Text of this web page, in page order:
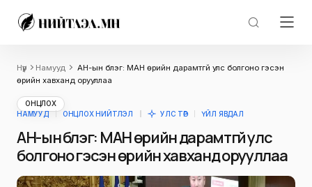
Нүүр Намууд
АН-ын бүлэг: МАН өрийн дарамтгүй улс болгоно гэсэн
өрийн хавханд орууллаа
ОНЦЛОХ
НАМУУД
ОНЦЛОХ НИЙТЛЭЛ УЛС ТӨР ҮЙЛ ЯВДАЛ
АН-ын бүлэг: МАН өрийн дарамтгүй улс
болгоно гэсэн өрийн хавханд орууллаа